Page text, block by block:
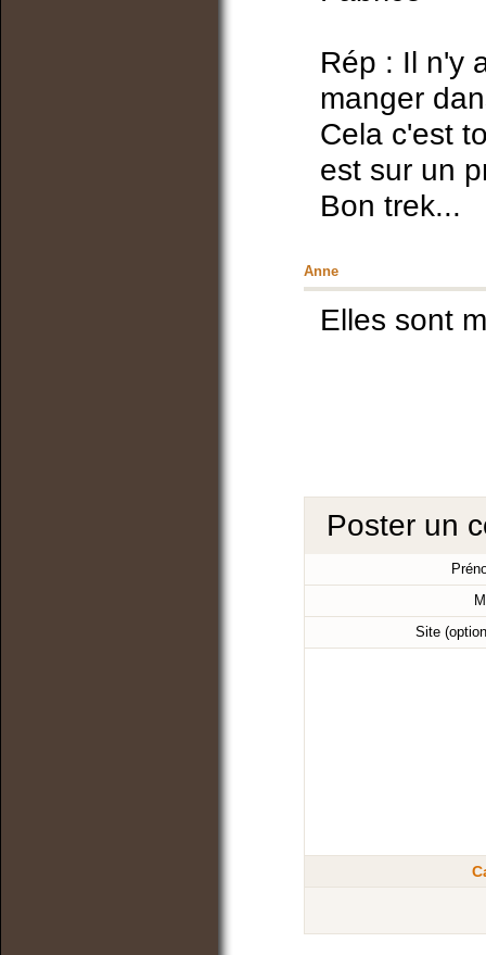
Rép : Il n'y
manger
Cela c'est
est sur un
Bon trek...
Anne
Elles sont
Poster un
Site